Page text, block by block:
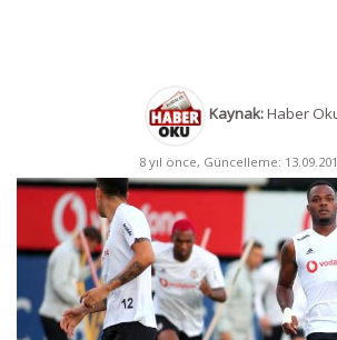
Kaynak:Haber
8 yıl önce, Güncelleme: